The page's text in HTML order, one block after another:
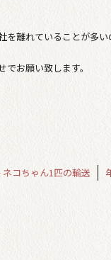
を離れていることが多
お願い致します。
ネコちゃん1匹の輸送